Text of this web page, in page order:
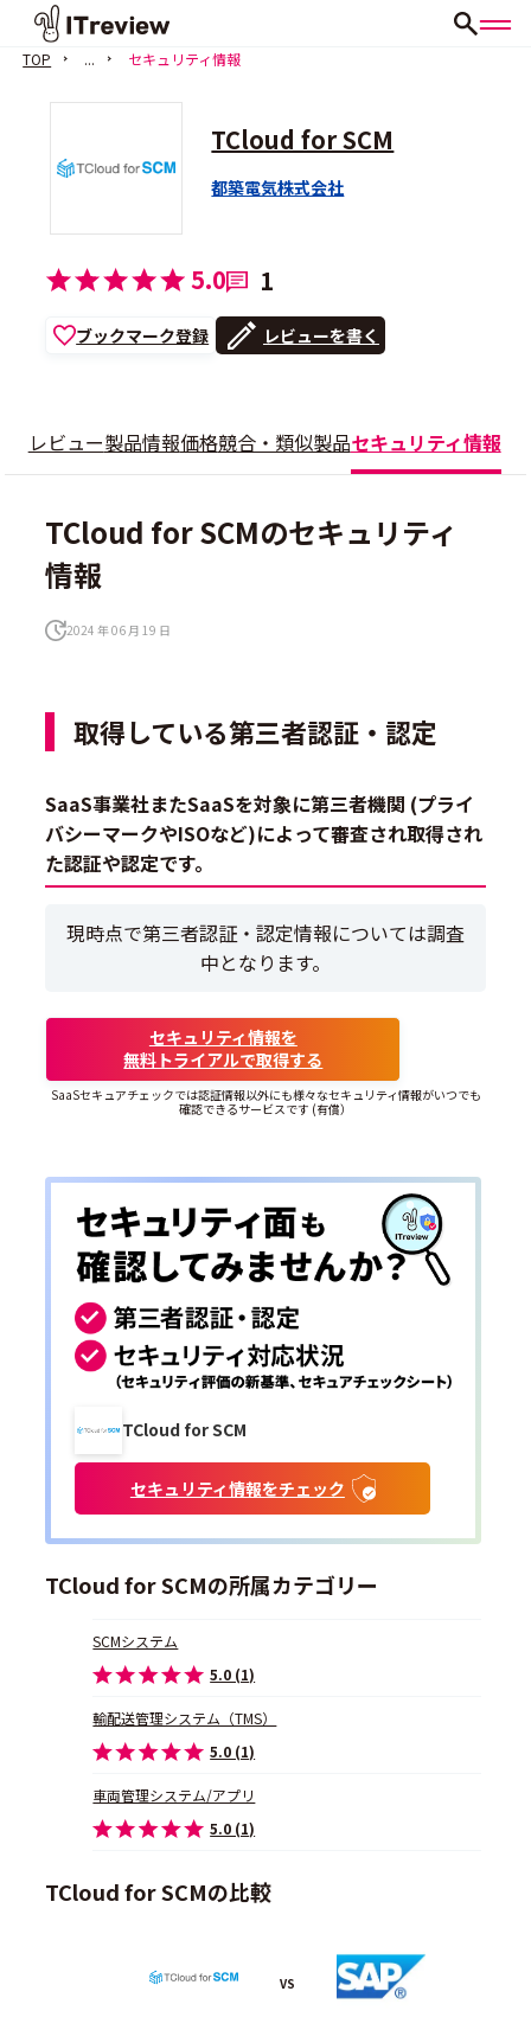
TOP ... セキュリティ情報
TCloud for SCM
都築電気株式会社
5.0 1
ブックマーク登録 レビューを書く
レビュー製品情報価格競合・類似製品セキュリティ情報
TCloud for SCMのセキュリティ
情報
2024 年 06 月 19 日
取得している第三者認証・認定
SaaS事業社またSaaSを対象に第三者機関 (プライ
バシーマークやISOなど)によって審査され取得され
た認証や認定です。
現時点で第三者認証・認定情報については調査
中となります。
セキュリティ情報を
無料トライアルで取得する
SaaSセキュアチェックでは認証情報以外にも様々なセキュリティ情報がいつでも
確認できるサービスです (有償）
TCloud for SCM
セキュリティ情報をチェック
TCloud for SCMの所属カテゴリー
SCMシステム
5.0 (1)
輸配送管理システム（TMS）
5.0 (1)
車両管理システム/アプリ
5.0 (1)
TCloud for SCMの比較
VS